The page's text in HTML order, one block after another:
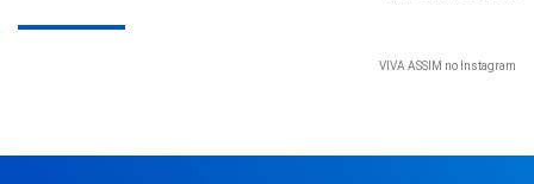
VIVA ASSIM no Instagram